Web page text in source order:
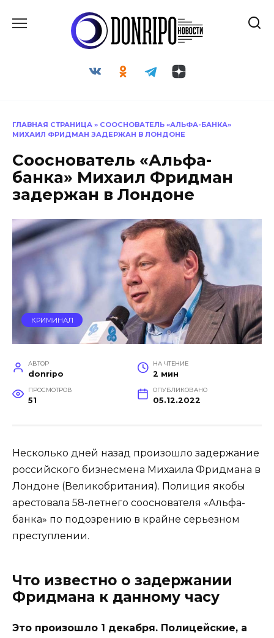
ГЛАВНАЯ СТРАНИЦА » СООСНОВАТЕЛЬ «АЛЬФА-БАНКА»
МИХАИЛ ФРИДМАН ЗАДЕРЖАН В ЛОНДОНЕ
Сооснователь «Альфа-
банка» Михаил Фридман
задержан в Лондоне
КРИМИНАЛ
АВТОР
donripo
НА ЧТЕНИЕ
2 мин
ПРОСМОТРОВ
51
ОПУБЛИКОВАНО
05.12.2022
Несколько дней назад произошло задержание
российского бизнесмена Михаила Фридмана в
Лондоне (Великобритания). Полиция якобы
арестовала 58-летнего сооснователя «Альфа-
банка» по подозрению в крайне серьезном
преступлении.
Что известно о задержании
Фридмана к данному часу
Это произошло 1 декабря. Полицейские, а